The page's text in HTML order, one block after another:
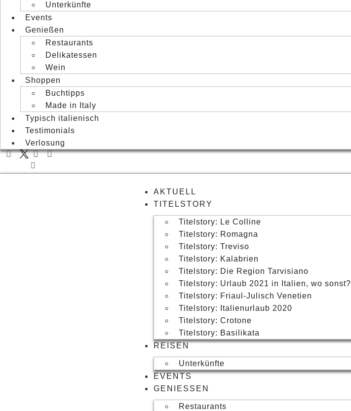
Unterkünfte
Events
Genießen
Restaurants
Delikatessen
Wein
Shoppen
Buchtipps
Made in Italy
Typisch italienisch
Testimonials
Verlosung
AKTUELL
TITELSTORY
Titelstory: Le Colline
Titelstory: Romagna
Titelstory: Treviso
Titelstory: Kalabrien
Titelstory: Die Region Tarvisiano
Titelstory: Urlaub 2021 in Italien, wo sonst?
Titelstory: Friaul-Julisch Venetien
Titelstory: Italienurlaub 2020
Titelstory: Crotone
Titelstory: Basilikata
REISEN
Unterkünfte
EVENTS
GENIESSEN
Restaurants